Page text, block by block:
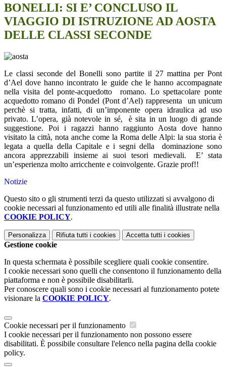
BONELLI: SI E’ CONCLUSO IL
VIAGGIO DI ISTRUZIONE AD AOSTA
DELLE CLASSI SECONDE
Le classi seconde del Bonelli sono partite il 27 mattina per Pont
d’Ael dove hanno incontrato le guide che le hanno accompagnate
nella visita del ponte-acquedotto romano. Lo spettacolare ponte
acquedotto romano di Pondel (Pont d’Ael) rappresenta un unicum
perchè si tratta, infatti, di un’imponente opera idraulica ad uso
privato. L’opera, già notevole in sé, è sita in un luogo di grande
suggestione. Poi i ragazzi hanno raggiunto Aosta dove hanno
visitato la città, nota anche come la Roma delle Alpi: la sua storia è
legata a quella della Capitale e i segni della dominazione sono
ancora apprezzabili insieme ai suoi tesori medievali. E’ stata
un’esperienza molto arricchente e coinvolgente. Grazie prof!!
Notizie
Questo sito o gli strumenti terzi da questo utilizzati si avvalgono di
cookie necessari al funzionamento ed utili alle finalità illustrate nella
COOKIE POLICY.
Personalizza Rifiuta tutti i cookies Accetta tutti i cookies
Gestione cookie
In questa schermata è possibile scegliere quali cookie consentire.
I cookie necessari sono quelli che consentono il funzionamento della
piattaforma e non è possibile disabilitarli.
Per conoscere quali sono i cookie necessari al funzionamento potete
visionare la COOKIE POLICY.
Cookie necessari per il funzionamento
I cookie necessari per il funzionamento non possono essere
disabilitati. È possibile consultare l'elenco nella pagina della cookie
policy.